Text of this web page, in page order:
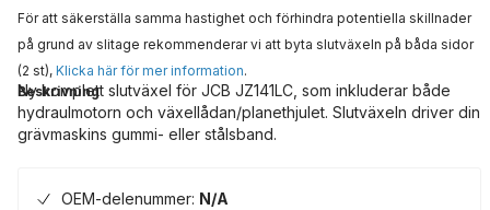
För att säkerställa samma hastighet och förhindra potentiella skillnader
på grund av slitage rekommenderar vi att byta slutväxeln på båda sidor
(2 st), Klicka här för mer information.
Beskrivning
Ny komplett slutväxel för JCB JZ141LC, som inkluderar både
hydraulmotorn och växellådan/planethjulet. Slutväxeln driver din
grävmaskins gummi- eller stålsband.
OEM-delenummer: N/A